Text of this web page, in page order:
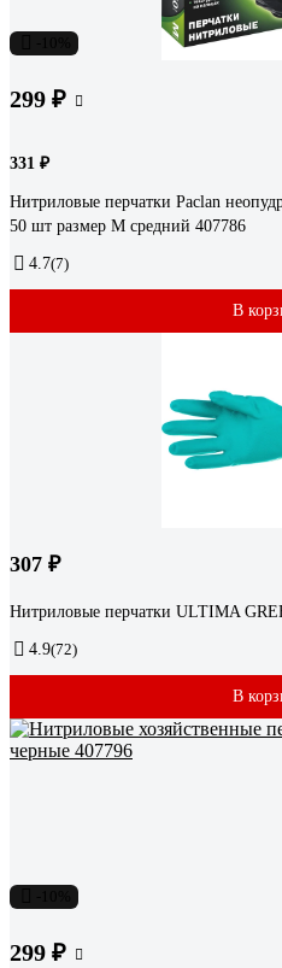
299 ₽
331 ₽
Нитриловые перчатки Paclan
50 шт размер M средний 407786
4.7(7)
В
307 ₽
Нитриловые перчатки ULTIMA
4.9(72)
В
299 ₽